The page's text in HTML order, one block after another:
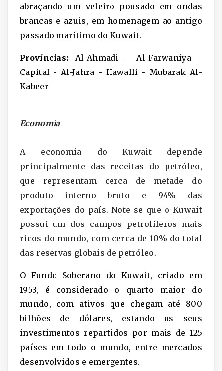
abraçando um veleiro pousado em ondas
brancas e azuis, em homenagem ao antigo
passado marítimo do Kuwait.
Províncias: Al-Ahmadi - Al-Farwaniya -
Capital - Al-Jahra - Hawalli - Mubarak Al-
Kabeer
Economia
A economia do Kuwait depende
principalmente das receitas do petróleo,
que representam cerca de metade do
produto interno bruto e 94% das
exportações do país. Note-se que o Kuwait
possui um dos campos petrolíferos mais
ricos do mundo, com cerca de 10% do total
das reservas globais de petróleo.
O Fundo Soberano do Kuwait, criado em
1953, é considerado o quarto maior do
mundo, com ativos que chegam até 800
bilhões de dólares, estando os seus
investimentos repartidos por mais de 125
países em todo o mundo, entre mercados
desenvolvidos e emergentes.